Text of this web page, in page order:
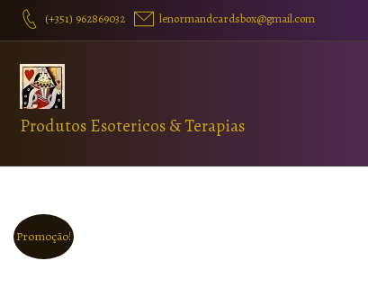
(+351) 962869032 lenormandcardsbox@gmail.com
Produtos Esotericos & Terapias
Promoção!
Favorito